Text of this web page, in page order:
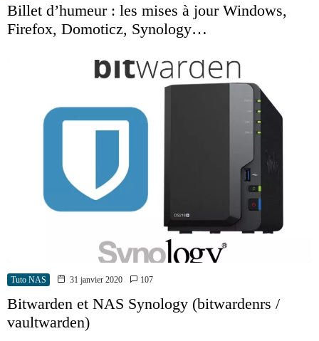
Billet d’humeur : les mises à jour Windows,
Firefox, Domoticz, Synology…
Tuto NAS 31 janvier 2020 107
Bitwarden et NAS Synology (bitwardenrs /
vaultwarden)